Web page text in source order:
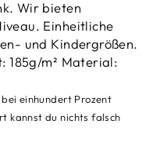
Wir bieten
Einheitliche
und Kindergrößen.
m² Material:
einhundert Prozent
kannst du nichts falsch